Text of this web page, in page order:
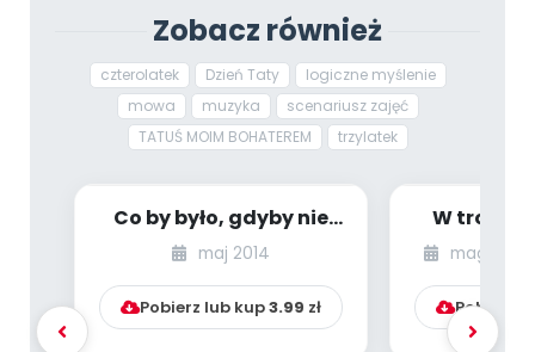
Zobacz również
czterolatek Dzień Taty
logiczne myślenie
mowa
muzyka
scenariusz zajęć
TATUŚ MOIM BOHATEREM
trzylatek
Co by było, gdyby nie
było ognia?
maj 2014
Pobierz lub kup3.99 zł
W trosce
magazyn
Pobierz